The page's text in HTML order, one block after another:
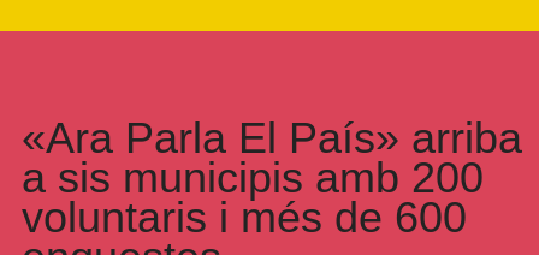
«Ara Parla El País» arriba
a sis municipis amb 200
voluntaris i més de 600